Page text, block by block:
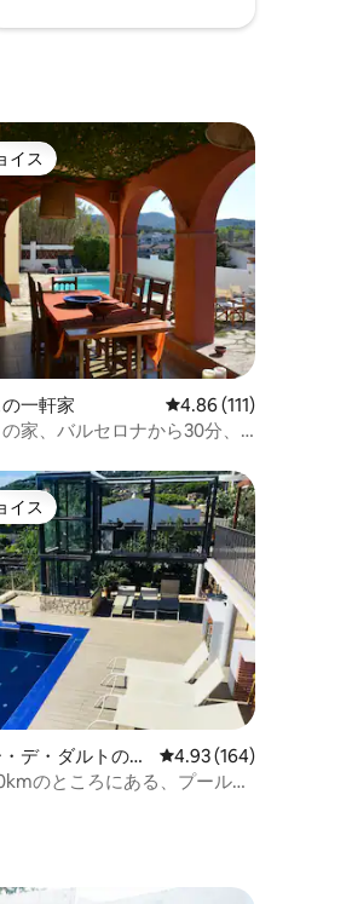
5つ星の平均評価
イス
イス
一軒家 レビュー111件、5つ
4.86 (111)
家、バルセロナから30分、
つ星の平均評価
イス
イス
デ・ダルトの一
レビュー164件、5つ
4.93 (164)
のところにある、プールと